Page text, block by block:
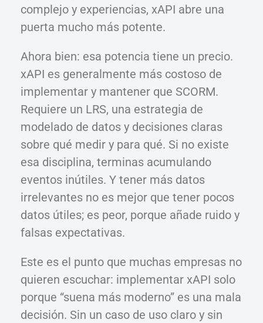
complejo y experiencias, xAPI abre una
puerta mucho más potente.
Ahora bien: esa potencia tiene un precio.
xAPI es generalmente más costoso de
implementar y mantener que SCORM.
Requiere un LRS, una estrategia de
modelado de datos y decisiones claras
sobre qué medir y para qué. Si no existe
esa disciplina, terminas acumulando
eventos inútiles. Y tener más datos
irrelevantes no es mejor que tener pocos
datos útiles; es peor, porque añade ruido y
falsas expectativas.
Este es el punto que muchas empresas no
quieren escuchar: implementar xAPI solo
porque “suena más moderno” es una mala
decisión. Sin un caso de uso claro y sin